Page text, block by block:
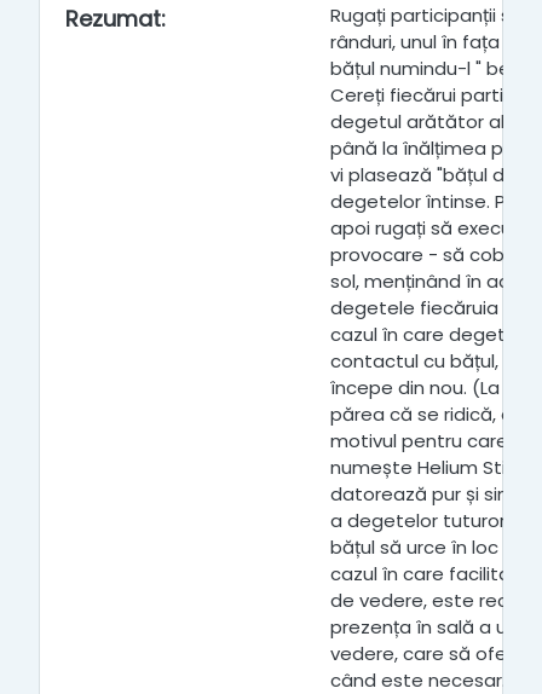
Rezumat:
Rugați participanții să
rânduri, unul în fața
bățul numindu-l "
Cereți fiecărui
degetul arătător al
până la înălțimea
vi plasează "bățul de
degetelor întinse.
apoi rugați să execute
provocare - să
sol, menținând în
degetele fiecăruia
cazul în care degetele
contactul cu bățul,
începe din nou. (La
părea că se ridică,
motivul pentru care
numește Helium Stick
datorează pur și
a degetelor tuturor,
bățul să urce în loc să
cazul în care
de vedere, este
prezența în sală a unui
vedere, care să ofere
când este necesar.